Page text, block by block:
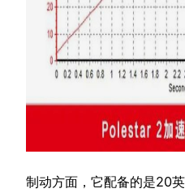
制动方面，它配备的是20